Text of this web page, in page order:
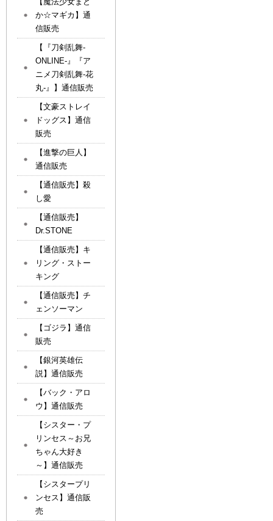
か☆マギカ】通
信販売
【『刀剣乱舞-
ONLINE-』『ア
ニメ刀剣乱舞-花
丸-』】通信販売
【文豪ストレイ
ドッグス】通信
販売
【進撃の巨人】
通信販売
【通信販売】殺
し愛
【通信販売】
Dr.STONE
【通信販売】キ
リング・ストー
キング
【通信販売】チ
ェンソーマン
【ゴジラ】通信
販売
【銀河英雄伝
説】通信販売
【バック・アロ
ウ】通信販売
【シスター・プ
リンセス～お兄
ちゃん大好き
～】通信販売
【シスタープリ
ンセス】通信販
売